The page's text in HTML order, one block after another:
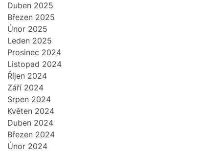
Duben 2025
Březen 2025
Únor 2025
Leden 2025
Prosinec 2024
Listopad 2024
Říjen 2024
Září 2024
Srpen 2024
Květen 2024
Duben 2024
Březen 2024
Únor 2024